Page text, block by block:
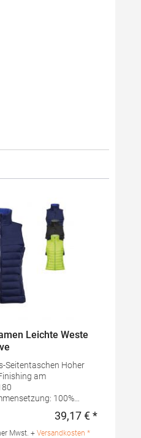
Leichte Weste
Hoher
100%
Nr.:
Regulärer
39,17 € *
Mwst. + Versandkosten *